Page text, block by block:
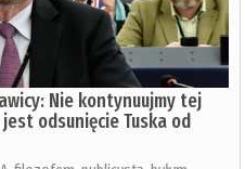
Nie kontynuujmy tej
odsunięcie Tuska od